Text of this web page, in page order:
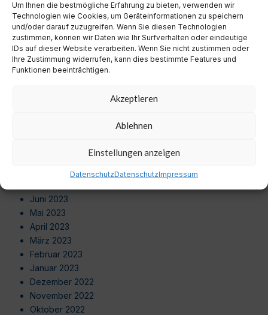
Um Ihnen die bestmögliche Erfahrung zu bieten, verwenden wir
Technologien wie Cookies, um Geräteinformationen zu speichern
und/oder darauf zuzugreifen. Wenn Sie diesen Technologien
zustimmen, können wir Daten wie Ihr Surfverhalten oder eindeutige
IDs auf dieser Website verarbeiten. Wenn Sie nicht zustimmen oder
Ihre Zustimmung widerrufen, kann dies bestimmte Features und
Funktionen beeinträchtigen.
Akzeptieren
Ablehnen
Einstellungen anzeigen
DatenschutzDatenschutzImpressum
August 2024
Juli 2024
Juni 2024
Mai 2024
April 2024
März 2024
September 2023
August 2023
Juni 2023
Mai 2023
April 2023
März 2023
Februar 2023
Januar 2023
Dezember 2022
November 2022
Oktober 2022